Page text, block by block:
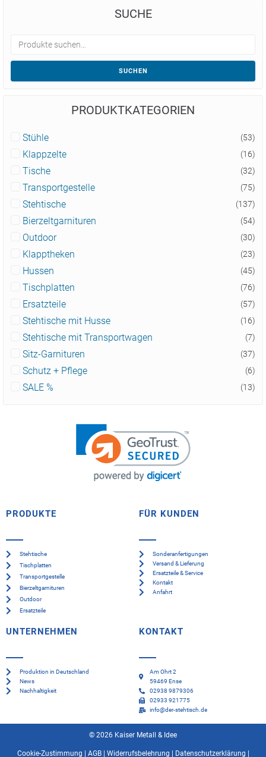
SUCHE
SUCHEN
PRODUKTKATEGORIEN
Stühle (53)
Klappzelte (16)
Tische (32)
Transportgestelle (75)
Stehtische (137)
Bierzeltgarnituren (54)
Outdoor (30)
Klapptheken (23)
Hussen (45)
Tischplatten (76)
Ersatzteile (57)
Stehtische mit Husse (16)
Stehtische mit Transportwagen (7)
Sitz-Garnituren (37)
Schutz + Pflege (6)
SALE % (13)
PRODUKTE
Stehtische
Tischplatten
Transportgestelle
Bierzeltgarnituren
Outdoor
Ersatzteile
FÜR KUNDEN
Sonderanfertigungen
Versand & Lieferung
Ersatzteile & Service
Kontakt
Anfahrt
UNTERNEHMEN
Produktion in Deutschland
News
Nachhaltigkeit
KONTAKT
Am Ohrt 2
59469 Ense
02938 9879306
02933 921775
info@der-stehtisch.de
© 2026 Kaiser Metall & Idee
Cookie-Zustimmung AGB| Widerrufsbelehrung Datenschutzerklärung